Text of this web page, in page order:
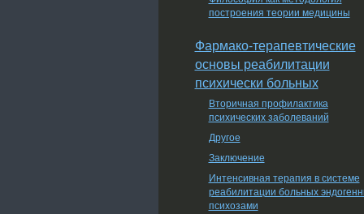
построения теории медицины
Фармако-терапевтические
основы реабилитации
психически больных
Вторичная профилактика
психических заболеваний
Другое
Заключение
Интенсивная терапия в системе
реабилитации больных
психозами